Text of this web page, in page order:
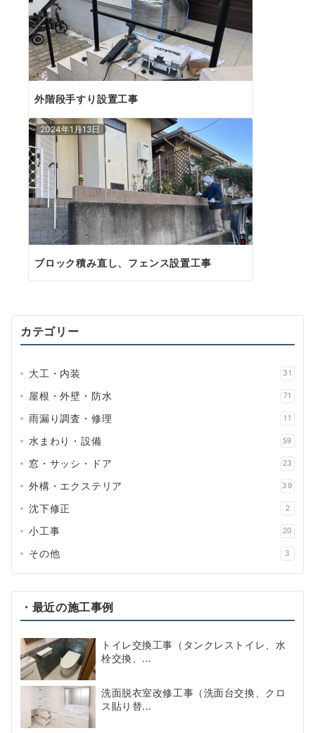
外階段手すり設置工事
2024年1月13日
ブロック積み直し、フェンス設置工事
カテゴリー
大工・内装 31
屋根・外壁・防水 71
雨漏り調査・修理 11
水まわり・設備 59
窓・サッシ・ドア 23
外構・エクステリア 39
沈下修正 2
小工事 20
その他 3
・最近の施工事例
トイレ交換工事（タンクレストイレ、水
栓交換、...
洗面脱衣室改修工事（洗面台交換、クロ
ス貼り替...